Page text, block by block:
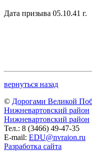
Дата призыва 05.10.41 г.
вернуться назад
© Дорогами Великой
Нижневартовский район
Нижневартовский район
Тел.: 8 (3466) 49-47-35
E-mail: EDU@nvraion.ru
Разработка сайта